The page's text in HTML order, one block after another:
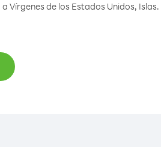
Vírgenes de los Estados Unidos, Islas.